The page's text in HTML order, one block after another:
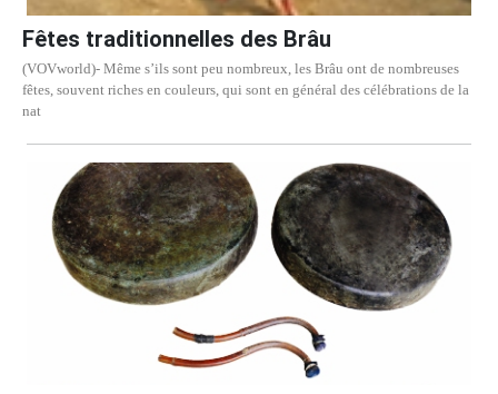
Fêtes traditionnelles des Brâu
(VOVworld)- Même s’ils sont peu nombreux, les Brâu ont de nombreuses
fêtes, souvent riches en couleurs, qui sont en général des célébrations de la
nat